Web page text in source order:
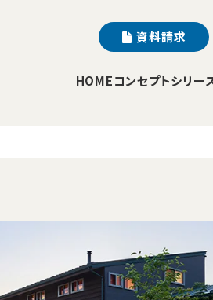
資料請求
HOMEコンセプトシリー